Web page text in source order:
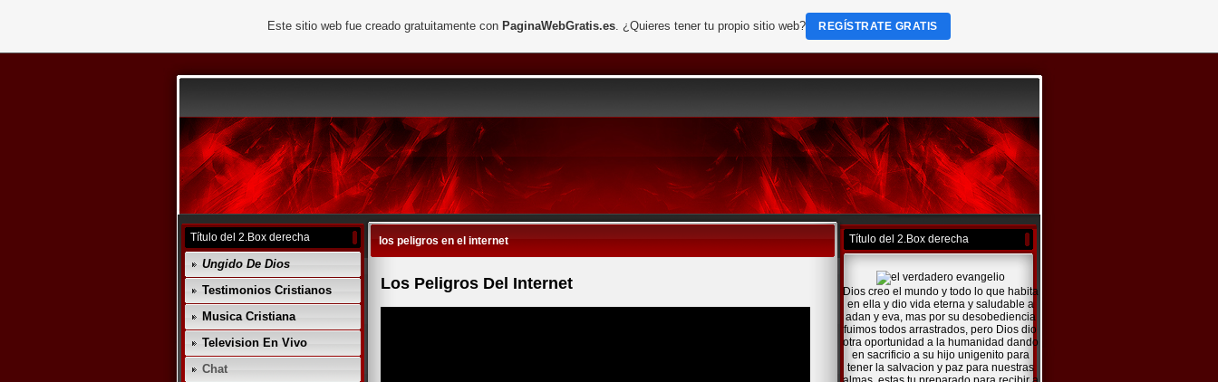
Título del 2.Box derecha
Ungido De Dios
Testimonios Cristianos
Musica Cristiana
Television En Vivo
Chat
los peligros en el internet
Los Peligros Del Internet
Título del 2.Box derecha
Dios creo el mundo y todo lo que habita
en ella y dio vida eterna y saludable a
adan y eva, mas por su desobediencia
fuimos todos arrastrados, pero Dios dio
otra oportunidad a la humanidad dando
en sacrificio a su hijo unigenito para
tener la salvacion y paz para nuestras
Este sitio web fue creado gratuitamente con PaginaWebGratis.es. ¿Quieres tener tu propio sitio web? REGÍSTRATE GRATIS